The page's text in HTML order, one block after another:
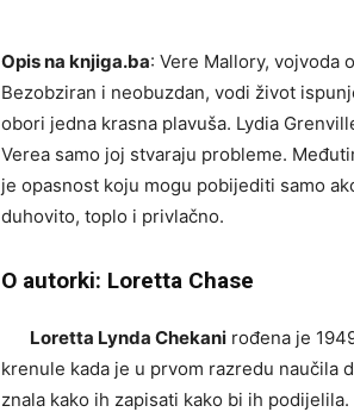
Opis na knjiga.ba: Vere Mallory, vojvoda
Bezobziran i neobuzdan, vodi život
obori jedna krasna plavuša. Lydia
Verea samo joj stvaraju probleme.
je opasnost koju mogu pobijediti samo
duhovito, toplo i privlačno.
O autorki: Loretta Chase
Loretta Lynda Chekani rođena je
krenule kada je u prvom razredu naučila
znala kako ih zapisati kako bi ih